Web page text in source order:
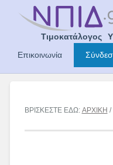
Τιμοκατάλογος
Επικοινωνία
ΒΡΙΣΚΕΣΤΕ ΕΔΩ: ΑΡΧΙΚΗ /